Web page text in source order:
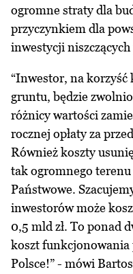
ogromne straty dla
przyczynkiem dla
inwestycji
“Inwestor, na korzyść
gruntu, będzie
różnicy wartości
rocznej opłaty za
Również koszty
tak ogromnego
Państwowe.
inwestorów może
0,5 mld zł. To ponad
koszt funkcjonowania
Polsce!” - mówi